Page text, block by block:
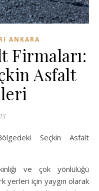
ANKARA
Firmaları:
Asfalt
Seçkin Asfalt
ve çok yönlülüğü
yerleri için yaygın olarak